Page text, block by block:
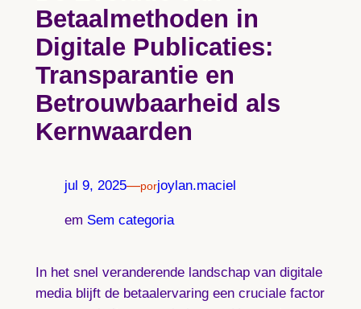
Betaalmethoden in
Digitale Publicaties:
Transparantie en
Betrouwbaarheid als
Kernwaarden
jul 9, 2025—porjoylan.maciel
em Sem categoria
In het snel veranderende landschap van digitale
media blijft de betaalervaring een cruciale factor